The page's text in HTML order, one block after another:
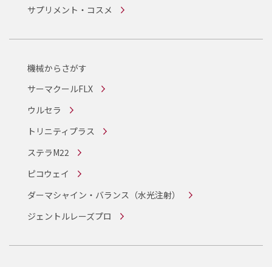
サプリメント・コスメ
機械からさがす
サーマクールFLX
ウルセラ
トリニティプラス
ステラM22
ピコウェイ
ダーマシャイン・バランス （水光注射）
ジェントルレーズプロ